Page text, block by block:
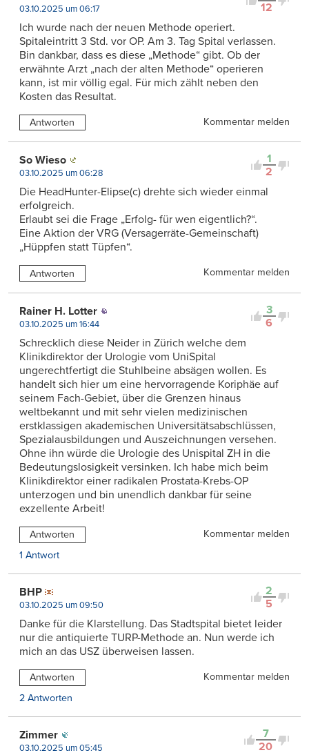
12
03.10.2025 um 06:17
Ich wurde nach der neuen Methode operiert.
Spitaleintritt 3 Std. vor OP. Am 3. Tag Spital verlassen.
Bin dankbar, dass es diese „Methode“ gibt. Ob der
erwähnte Arzt „nach der alten Methode“ operieren
kann, ist mir völlig egal. Für mich zählt neben den
Kosten das Resultat.
Antworten Kommentar melden
1
2
So Wieso
03.10.2025 um 06:28
Die HeadHunter-Elipse(c) drehte sich wieder einmal
erfolgreich.
Erlaubt sei die Frage „Erfolg- für wen eigentlich?“.
Eine Aktion der VRG (Versagerräte-Gemeinschaft)
„Hüppfen statt Tüpfen“.
Antworten Kommentar melden
3
6
Rainer H. Lotter
03.10.2025 um 16:44
Schrecklich diese Neider in Zürich welche dem
Klinikdirektor der Urologie vom UniSpital
ungerechtfertigt die Stuhlbeine absägen wollen. Es
handelt sich hier um eine hervorragende Koriphäe auf
seinem Fach-Gebiet, über die Grenzen hinaus
weltbekannt und mit sehr vielen medizinischen
erstklassigen akademischen Universitätsabschlüssen,
Spezialausbildungen und Auszeichnungen versehen.
Ohne ihn würde die Urologie des Unispital ZH in die
Bedeutungslosigkeit versinken. Ich habe mich beim
Klinikdirektor einer radikalen Prostata-Krebs-OP
unterzogen und bin unendlich dankbar für seine
exzellente Arbeit!
Antworten
Kommentar melden
1 Antwort
2
5
BHP
03.10.2025 um 09:50
Danke für die Klarstellung. Das Stadtspital bietet leider
nur die antiquierte TURP-Methode an. Nun werde ich
mich an das USZ überweisen lassen.
Antworten
Kommentar melden
2 Antworten
7
20
Zimmer
03.10.2025 um 05:45